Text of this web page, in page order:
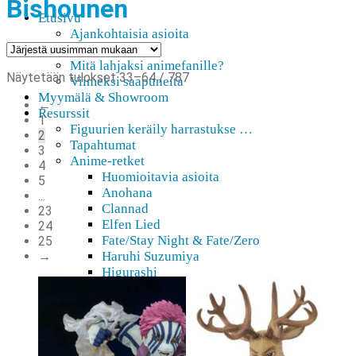
Etusivu
Ajankohtaisia asioita
Verkkokauppa
Mitä lahjaksi animefanille?
Viimeksi saapuneita
Myymälä & Showroom
Resurssit
Figuurien keräily harrastukse …
Tapahtumat
Anime-retket
Huomioitavia asioita
Anohana
Clannad
Elfen Lied
Fate/Stay Night & Fate/Zero
Haruhi Suzumiya
Higurashi
Miss Kobayashi’s Dragon Maid
Oreimo
Sanasto
MMD
Bishounen
Näytetään tulokset 33–64 / 787Sorted
←
1
2
3
4
5
23
24
25
→